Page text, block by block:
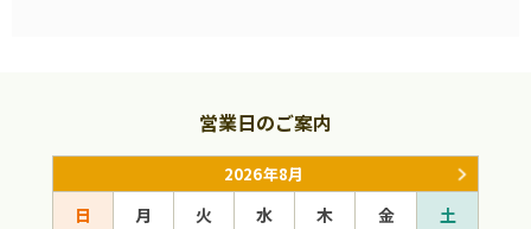
営業日のご案内
2026年8月
日 月 火 水 木 金
土